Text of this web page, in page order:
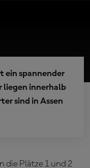
ein spannender
liegen innerhalb
sind in Assen
die Plätze 1 und 2